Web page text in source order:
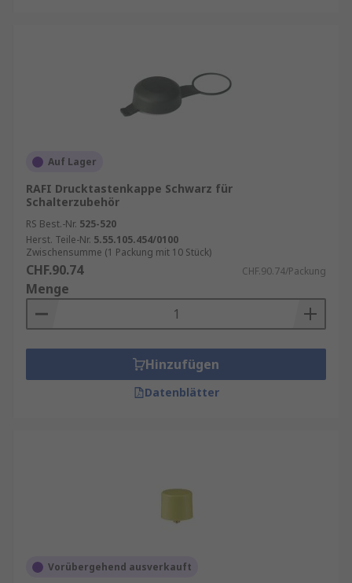
Auf Lager
RAFI Drucktastenkappe Schwarz für
Schalterzubehör
RS Best.-Nr. 525-520
Herst. Teile-Nr. 5.55.105.454/0100
Zwischensumme (1 Packung mit 10 Stück)
CHF.90.74 CHF.90.74/Packung
Menge
Hinzufügen
Datenblätter
Vorübergehend ausverkauft